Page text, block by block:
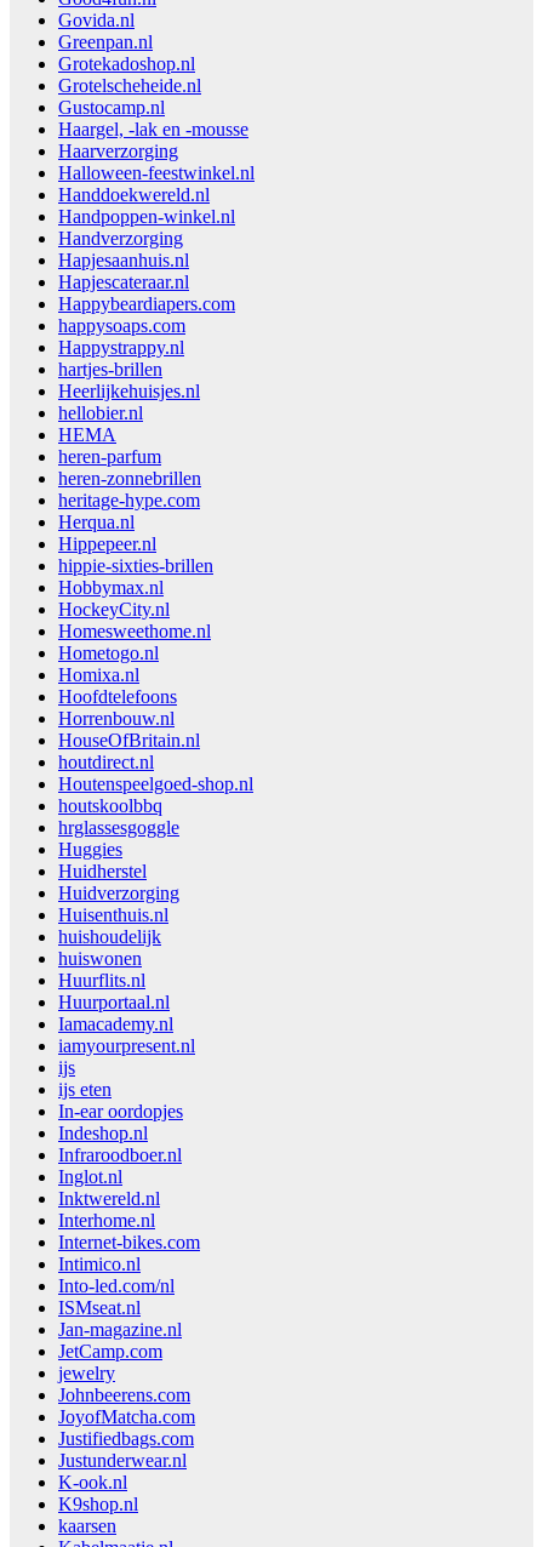
Govida.nl
Greenpan.nl
Grotekadoshop.nl
Grotelscheheide.nl
Gustocamp.nl
Haargel, -lak en -mousse
Haarverzorging
Halloween-feestwinkel.nl
Handdoekwereld.nl
Handpoppen-winkel.nl
Handverzorging
Hapjesaanhuis.nl
Hapjescateraar.nl
Happybeardiapers.com
happysoaps.com
Happystrappy.nl
hartjes-brillen
Heerlijkehuisjes.nl
hellobier.nl
HEMA
heren-parfum
heren-zonnebrillen
heritage-hype.com
Herqua.nl
Hippepeer.nl
hippie-sixties-brillen
Hobbymax.nl
HockeyCity.nl
Homesweethome.nl
Hometogo.nl
Homixa.nl
Hoofdtelefoons
Horrenbouw.nl
HouseOfBritain.nl
houtdirect.nl
Houtenspeelgoed-shop.nl
houtskoolbbq
hrglassesgoggle
Huggies
Huidherstel
Huidverzorging
Huisenthuis.nl
huishoudelijk
huiswonen
Huurflits.nl
Huurportaal.nl
Iamacademy.nl
iamyourpresent.nl
ijs
ijs eten
In-ear oordopjes
Indeshop.nl
Infraroodboer.nl
Inglot.nl
Inktwereld.nl
Interhome.nl
Internet-bikes.com
Intimico.nl
Into-led.com/nl
ISMseat.nl
Jan-magazine.nl
JetCamp.com
jewelry
Johnbeerens.com
JoyofMatcha.com
Justifiedbags.com
Justunderwear.nl
K-ook.nl
K9shop.nl
kaarsen